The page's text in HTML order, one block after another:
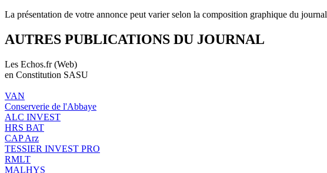
La présentation de votre annonce peut varier selon la composition graphique du journal
AUTRES PUBLICATIONS DU JOURNAL
Les Echos.fr (Web)
en Constitution SASU
VAN
Conserverie de l'Abbaye
ALC INVEST
HRS BAT
CAP Arz
TESSIER INVEST PRO
RMLT
MALHYS